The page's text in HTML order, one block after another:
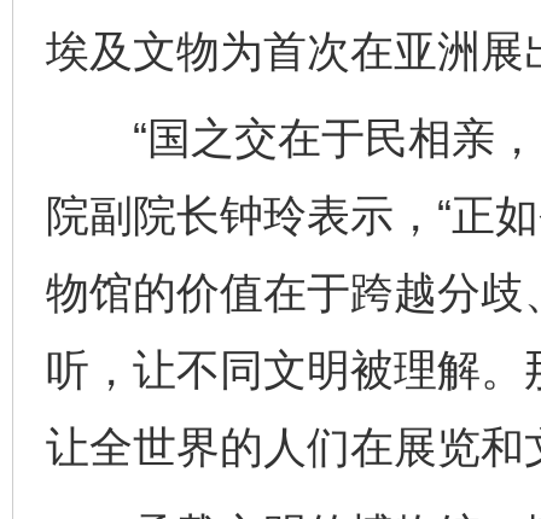
埃及文物为首次在亚洲展
“国之交在于民相亲，
院副院长钟玲表示，“正
物馆的价值在于跨越分
听，让不同文明被理解
让全世界的人们在展览和